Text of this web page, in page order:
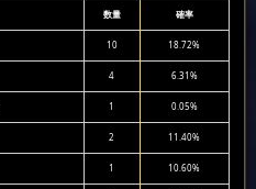
数量 確率
10 18.72%
4 6.31%
1 0.05%
2 11.40%
1 10.60%